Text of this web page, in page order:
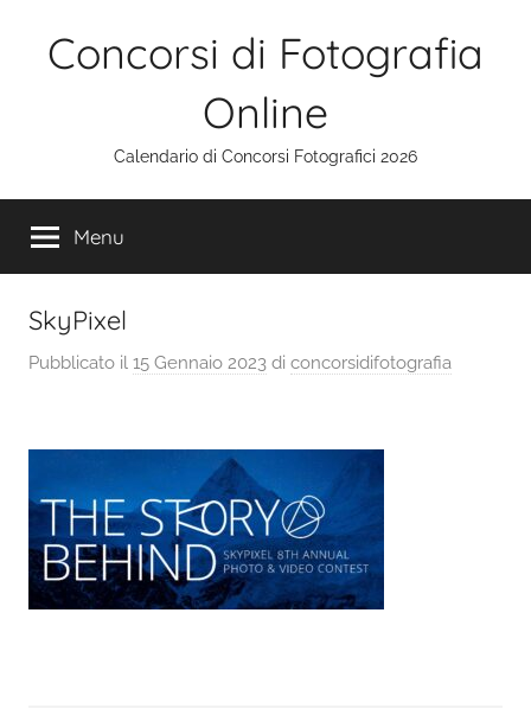
Concorsi di Fotografia
Online
Calendario di Concorsi Fotografici 2026
Menu
SkyPixel
Pubblicato il 15 Gennaio 2023 di concorsidifotografia